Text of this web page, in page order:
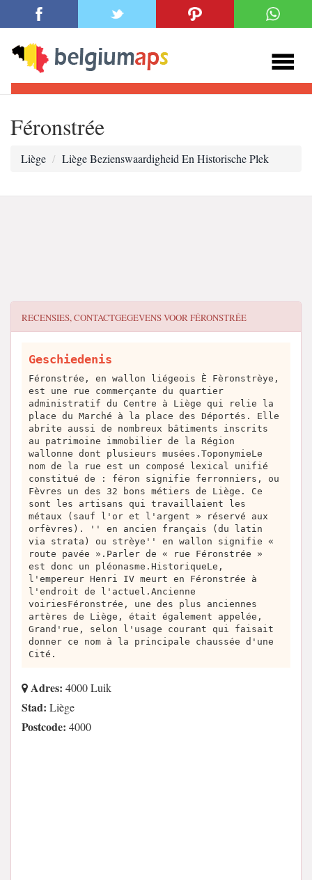
Féronstrée
Liège Liège Bezienswaardigheid En Historische Plek
RECENSIES, CONTACTGEGEVENS VOORFÉRONSTRÉE
Geschiedenis
Féronstrée, en wallon liégeois È Fèronstrèye,
est une rue commerçante du quartier
administratif du Centre à Liège qui relie la
place du Marché à la place des Déportés. Elle
abrite aussi de nombreux bâtiments inscrits
au patrimoine immobilier de la Région
wallonne dont plusieurs musées.ToponymieLe
nom de la rue est un composé lexical unifié
constitué de : féron signifie ferronniers, ou
Fèvres un des 32 bons métiers de Liège. Ce
sont les artisans qui travaillaient les
métaux (sauf l'or et l'argent » réservé aux
orfèvres). '' en ancien français (du latin
via strata) ou strèye'' en wallon signifie «
route pavée ».Parler de « rue Féronstrée »
est donc un pléonasme.HistoriqueLe,
l'empereur Henri IV meurt en Féronstrée à
l'endroit de l'actuel.Ancienne
voiriesFéronstrée, une des plus anciennes
artères de Liège, était également appelée,
Grand'rue, selon l'usage courant qui faisait
donner ce nom à la principale chaussée d'une
Cité.
Adres: 4000 Luik
Stad: Liège
Postcode: 4000